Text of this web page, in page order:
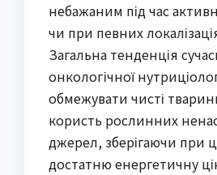
небажаним під час
чи при певних
Загальна тенденція
онкологічної
обмежувати чисті
користь рослинних
джерел, зберігаючи при
достатню енергетичну